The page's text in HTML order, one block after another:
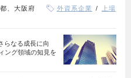
、大阪府 外資系企業
上場
らなる成長に向
ング領域の知見を